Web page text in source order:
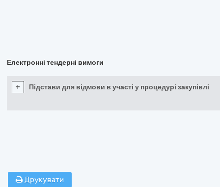
Електронні тендерні вимоги
+ Підстави для відмови в участі у процедурі закупівлі
Друкувати